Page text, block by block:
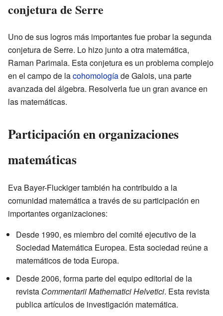
conjetura de Serre
Uno de sus logros más importantes fue probar la segunda
conjetura de Serre. Lo hizo junto a otra matemática,
Raman Parimala. Esta conjetura es un problema complejo
en el campo de lacohomologíade Galois, una parte
avanzada del álgebra. Resolverla fue un gran avance en
las matemáticas.
Participación en organizaciones
matemáticas
Eva Bayer-Fluckiger también ha contribuido a la
comunidad matemática a través de su participación en
importantes organizaciones:
Desde 1990, es miembro del comité ejecutivo de la
Sociedad Matemática Europea. Esta sociedad reúne a
matemáticos de toda Europa.
Desde 2006, forma parte del equipo editorial de la
revista Commentarii Mathematici Helvetici. Esta revista
publica artículos de investigación matemática.